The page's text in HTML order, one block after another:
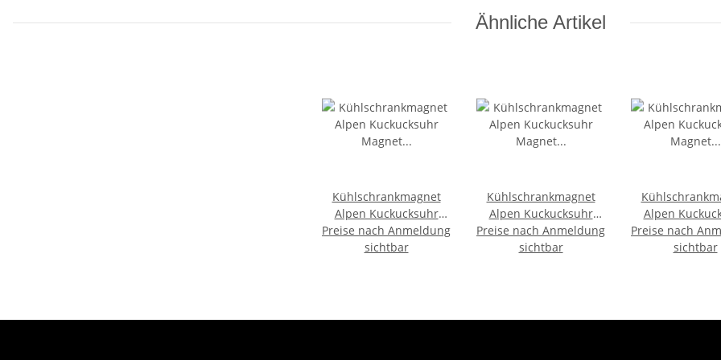
Ähnliche Artikel
Kühlschrankmagnet
Alpen Kuckucksuhr
Magnet
Urlaubserinnerung
Preise nach Anmeldung
sichtbar
Kühlschrankmagnet
Alpen Kuckucksuhr
Magnet
Urlaubserinnerung
Preise nach Anmeldung
sichtbar
Alpen
Magnet
Preise nach
sichtbar